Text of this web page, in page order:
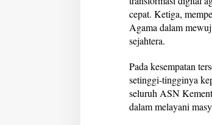
cepat. Ketiga,
Agama dalam
sejahtera.
Pada kesempatan
setinggi-tingginya
seluruh ASN
dalam melayani